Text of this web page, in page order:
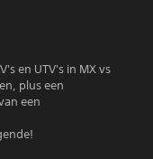
en UTV's in MX vs
plus een
een